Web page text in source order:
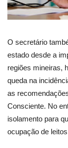
O secretário
estado desde a
regiões mineiras,
queda na
as
Consciente. No
isolamento para
ocupação de